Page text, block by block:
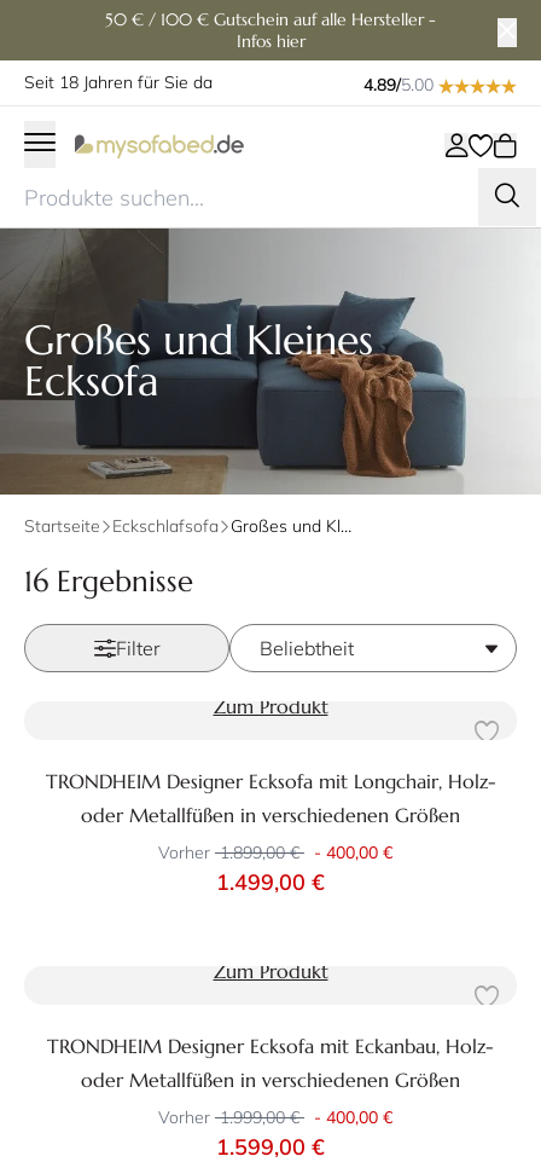
50 € / 100 € Gutschein auf alle Hersteller -
Infos hier
Seit 18 Jahren für Sie da
4.89/5.00
Großes und Kleines
Ecksofa
Startseite Eckschlafsofa Großes und Kleines Ecksofa
16 Ergebnisse
Filter
Zum Produkt
TRONDHEIM Designer Ecksofa mit Longchair, Holz-
oder Metallfüßen in verschiedenen Größen
Vorher 1.899,00 € - 400,00 €
1.499,00 €
Zum Produkt
TRONDHEIM Designer Ecksofa mit Eckanbau, Holz-
oder Metallfüßen in verschiedenen Größen
Vorher 1.999,00 € - 400,00 €
1.599,00 €